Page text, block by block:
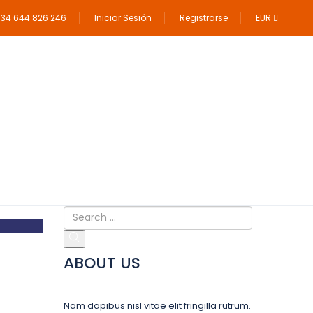
644 826 246 Iniciar Sesión Registrarse EUR
ABOUT US
Nam dapibus nisl vitae elit fringilla rutrum.